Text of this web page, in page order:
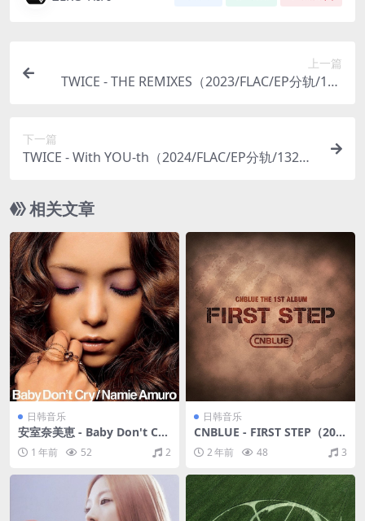
上一篇
TWICE - THE REMIXES（2023/FLAC/EP分轨/159
下一篇
TWICE - With YOU-th（2024/FLAC/EP分轨/132
相关文章
日韩音乐
安室奈美恵 - Baby Don't Cry
（2007/FLAC/EP分轨/139
M）1 年前 52 2
日韩音乐
CNBLUE - FIRST STEP（201
1/FLAC/分轨/340M）
2 年前 48 3